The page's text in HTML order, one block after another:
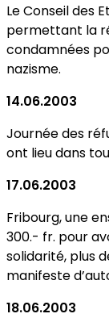
Le Conseil des
permettant la
condamnées
nazisme.
14.06.2003
Journée des
ont lieu dans
17.06.2003
Fribourg, une
300.- fr. pour
solidarité, plus
manifeste
18.06.2003